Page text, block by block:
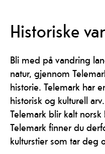
Historiske
Bli med på vandring
natur, gjennom
historie. Telemark har
historisk og kulturell
Telemark blir kalt
Telemark finner du
kulturstier som tar deg